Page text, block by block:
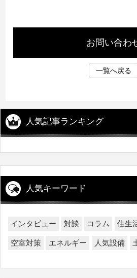
お問い合わ
一覧へ戻る
人気記事ランキング
人気キーワード
インタビュー 対談 コラム 住生
空室対策 エネルギー 人気設備